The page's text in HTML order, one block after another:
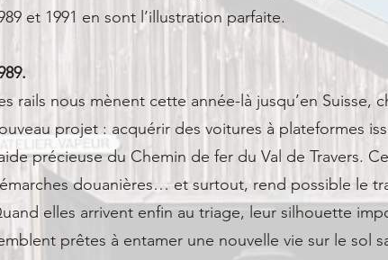
et 1991 en sont l’illustration parfaite.
rails nous mènent cette année-là jusqu’en Suisse,
projet : acquérir des voitures à plateformes
précieuse du Chemin de fer du Val de Travers.
douanières… et surtout, rend possible le
elles arrivent enfin au triage, leur silhouette
prêtes à entamer une nouvelle vie sur le sol